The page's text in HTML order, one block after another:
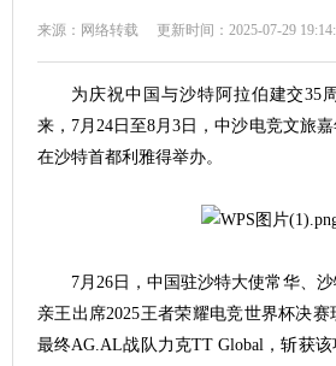
来源：网络转载 更新时间：2025-07-29
为庆祝中国与沙特阿拉伯建交35
来，7月24日至8月3日，中沙电竞文旅
在沙特首都利雅得举办。
7月26日，中国驻沙特大使常华、
亲王出席2025王者荣耀电竞世界杯决赛
最终AG.AL战队力克TT Global，斩获